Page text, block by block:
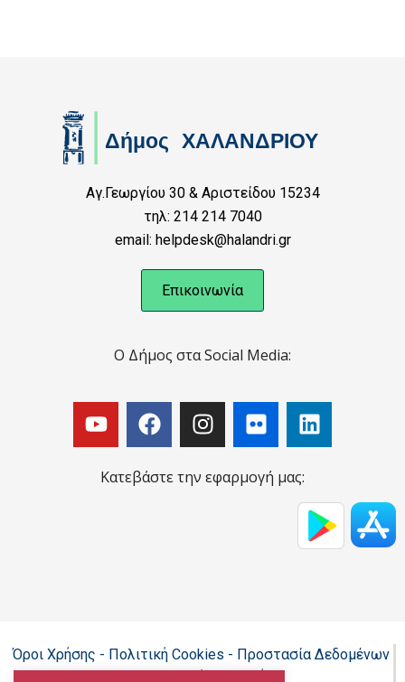
Αγ.Γεωργίου 30 & Αριστείδου 15234
τηλ: 214 214 7040
email: helpdesk@halandri.gr
Επικοινωνία
Ο Δήμος στα Social Media:
Κατεβάστε την εφαρμογή μας:
Όροι Χρήσης - Πολιτική Cookies - Προστασία Δεδομένων
Προσωπικού Χαρακτήρα